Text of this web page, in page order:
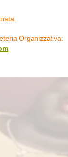
Organizzativa: